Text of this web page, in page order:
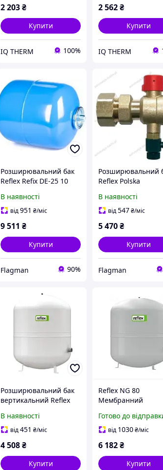
2 203₴
Купити
IQ THERM 100%
2 562₴
Купити
IQ THERM
Розширювальний бак
Reflex Refix DE-25 10
В наявності
від951 ₴/міс
9 511 ₴
Купити
Flagman 90%
Розширювальний
Reflex Polska
(76.13.100)
В наявності
від547₴/міс
5 470₴
Купити
Flagman
Розширювальний бак
вертикальний Reflex
6 бар (7001100)
В наявності
від451 ₴/міс
4 508₴
Купити
Reflex NG 80
Мембранний
сірий (8001211)
Готово до
від 1030₴/міс
6 182₴
Купити